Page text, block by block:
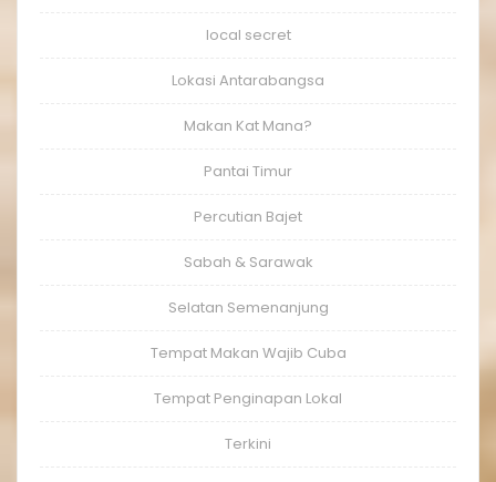
local secret
Lokasi Antarabangsa
Makan Kat Mana?
Pantai Timur
Percutian Bajet
Sabah & Sarawak
Selatan Semenanjung
Tempat Makan Wajib Cuba
Tempat Penginapan Lokal
Terkini